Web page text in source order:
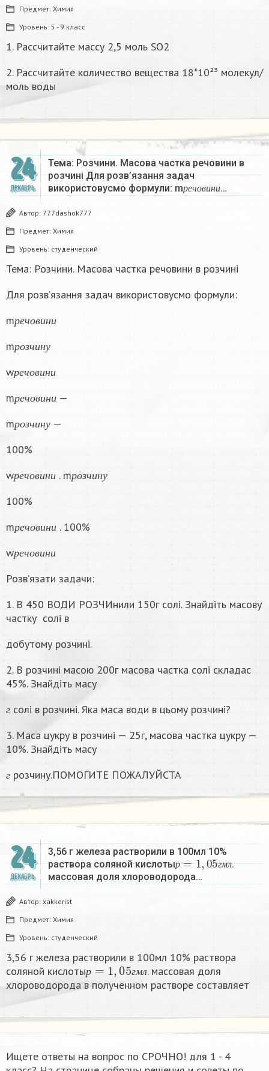
Предмет: Химия
Уровень: 5 - 9 класс
1. Рассчитайте массу 2,5 моль SO2
2. Рассчитайте количество вещества 18*10²³ молекул/
моль воды
24
ДЕКАБРЬ
Тема: Розчини. Масова частка речовини в
розчині Для розв’язання задач
використовусмо формули: m р е ч о в и н и
ре
…
Автор: 777dashok777
Предмет: Химия
Уровень: студенческий
Тема: Розчини. Масова частка речовини в розчині
Для розв’язання задач використовусмо формули:
m р е ч о в и н и
m р о з ч и н у
wр е ч о в и н и
m р е ч о в и н и
—
m р о з ч и н у
—
100%
wр е ч о в и н и . m р о з ч и н у
100%
m р е ч о в и н и
. 100%
wр е ч о в и н и
Розв’язати задачи:
1. В 450 ВОДИ РОЗЧИнили 150г солі. Знайдіть масову
частку солі в
добутому розчині.
2. В розчині масою 200г масова частка солі складас
45%. Знайдіть масу
г
солі в розчині. Яка маса води в цьому розчинi?
3. Маса цукру в розчині — 25г, масова частка цукру —
10%. Знайдіть масу
г розчину.ПОМОГИТЕ ПОЖАЛУЙСТА
24
ДЕКАБРЬ
3,56 г железа растворили в 100мл 10%
раствора соляной кислоты р гмл
р=1,05гмл
.
массовая доля хлороводорода…
Автор: xakkerist
Предмет: Химия
Уровень: студенческий
3,56 г железа растворили в 100мл 10% раствора
соляной кислоты р гмл
р=1,05гм л
. массовая доля
хлороводорода в полученном растворе составляет
Ищете ответы на вопрос по СРОЧНО! для 1 - 4